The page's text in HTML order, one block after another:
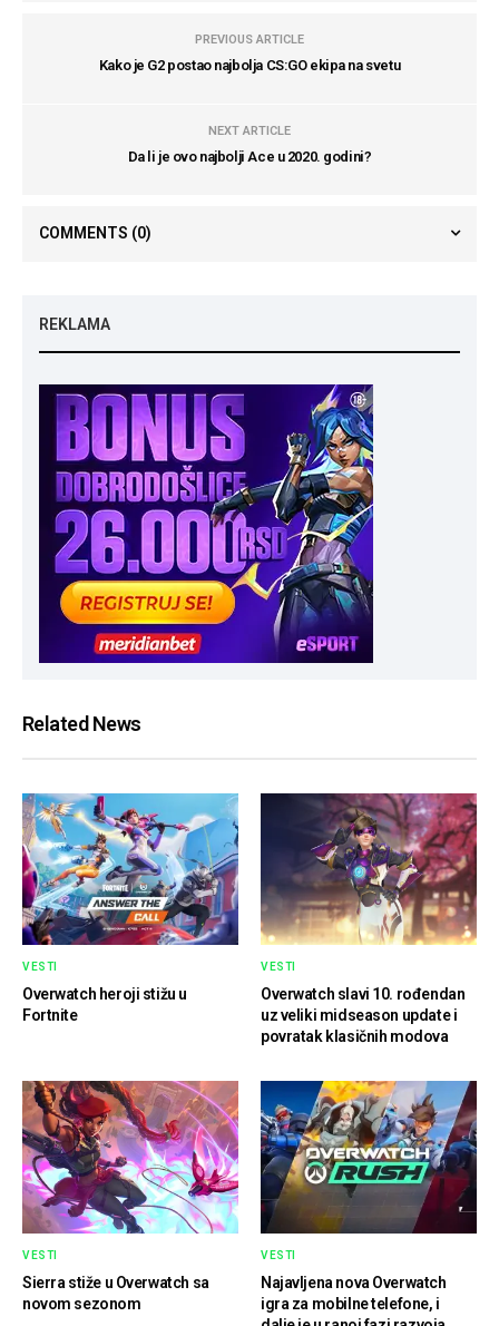
PREVIOUS ARTICLE
Kako je G2 postao najbolja CS:GO ekipa na svetu
NEXT ARTICLE
Da li je ovo najbolji Ace u 2020. godini?
COMMENTS (0)
REKLAMA
Related News
VESTI
Overwatch heroji stižu u
Fortnite
VESTI
Overwatch slavi 10. rođendan
uz veliki midseason update i
povratak klasičnih modova
VESTI
Sierra stiže u Overwatch sa
novom sezonom
VESTI
Najavljena nova Overwatch
igra za mobilne telefone, i